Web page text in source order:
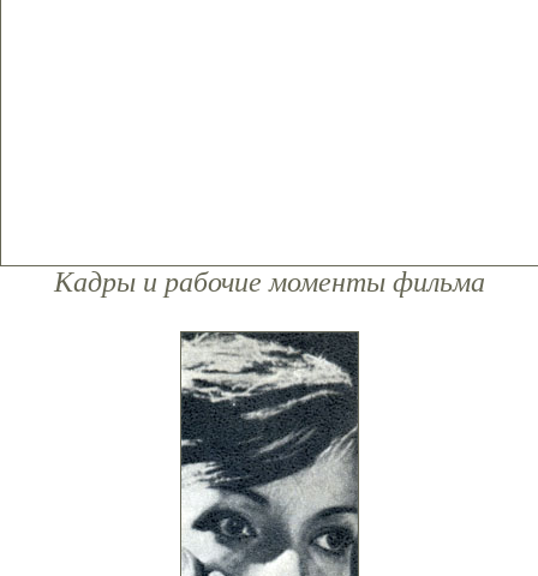
Кадры и рабочие моменты фильма